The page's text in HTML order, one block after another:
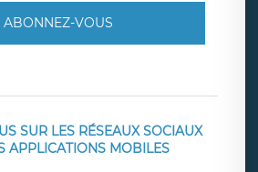
ABONNEZ-VOUS
SUR LES RÉSEAUX SOCIAUX
APPLICATIONS MOBILES